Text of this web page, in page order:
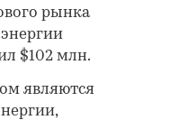
рынка
$102 млн.
являются